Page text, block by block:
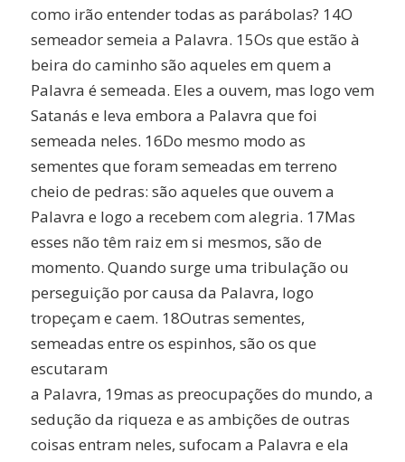
como irão entender todas as parábolas? 14O
semeador semeia a Palavra. 15Os que estão à
beira do caminho são aqueles em quem a
Palavra é semeada. Eles a ouvem, mas logo vem
Satanás e leva embora a Palavra que foi
semeada neles. 16Do mesmo modo as
sementes que foram semeadas em terreno
cheio de pedras: são aqueles que ouvem a
Palavra e logo a recebem com alegria. 17Mas
esses não têm raiz em si mesmos, são de
momento. Quando surge uma tribulação ou
perseguição por causa da Palavra, logo
tropeçam e caem. 18Outras sementes,
semeadas entre os espinhos, são os que
escutaram
a Palavra, 19mas as preocupações do mundo, a
sedução da riqueza e as ambições de outras
coisas entram neles, sufocam a Palavra e ela